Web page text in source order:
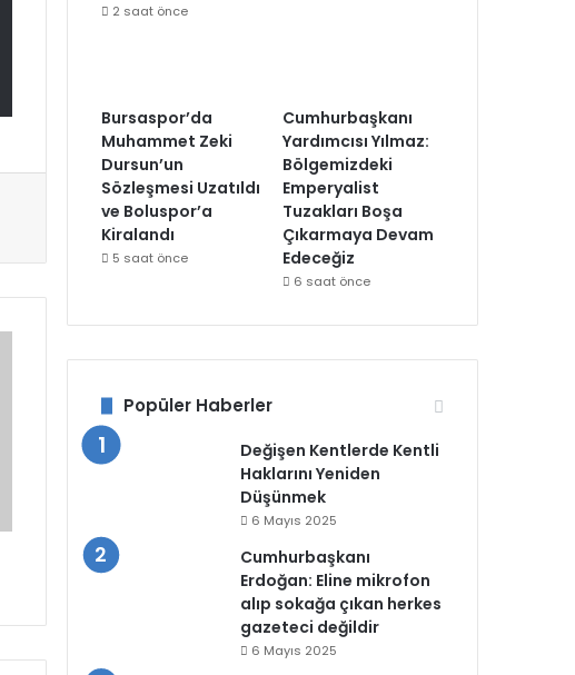
2 saat önce
Bursaspor’da
Muhammet Zeki
Dursun’un
Sözleşmesi Uzatıldı
ve Boluspor’a
Kiralandı
5 saat önce
Cumhurbaşkanı
Yardımcısı Yılmaz:
Bölgemizdeki
Emperyalist
Tuzakları Boşa
Çıkarmaya Devam
Edeceğiz
6 saat önce
Popüler Haberler
Değişen Kentlerde Kentli
Haklarını Yeniden
Düşünmek
6 Mayıs 2025
Cumhurbaşkanı
Erdoğan: Eline mikrofon
alıp sokağa çıkan herkes
gazeteci değildir
6 Mayıs 2025